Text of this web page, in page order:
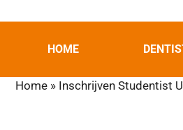
HOME
Home » Inschrijven Studentist